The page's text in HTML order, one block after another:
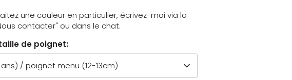
une couleur en particulier, écrivez-moi via la
contacter" ou dans le chat.
de poignet:
ans) / poignet menu (12-13cm)